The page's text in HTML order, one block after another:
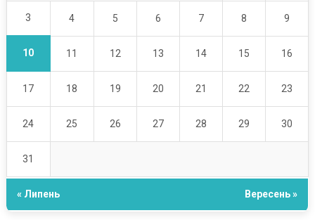
3 4 5 6 7 8 9
10 11 12 13 14 15 16
17 18 19 20 21 22 23
24 25 26 27 28 29 30
31
« Липень Вересень »